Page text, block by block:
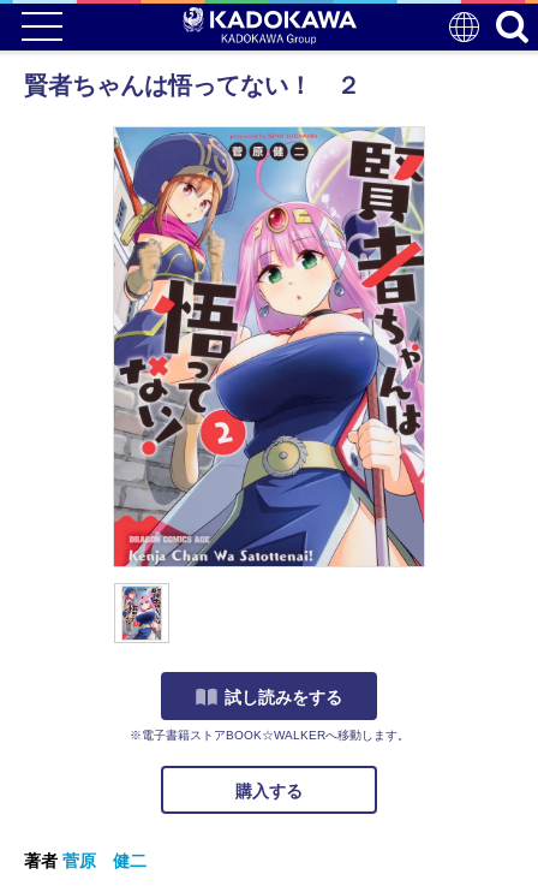
賢者ちゃんは悟ってない！ ２
試し読みをする
※電子書籍ストアBOOK☆WALKERへ移動します。
購入する
著者 菅原 健二